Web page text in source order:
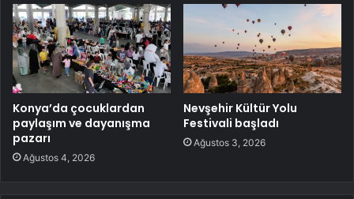
Konya’da çocuklardan
paylaşım ve dayanışma
pazarı
Ağustos 4, 2026
Nevşehir Kültür Yolu
Festivali başladı
Ağustos 3, 2026